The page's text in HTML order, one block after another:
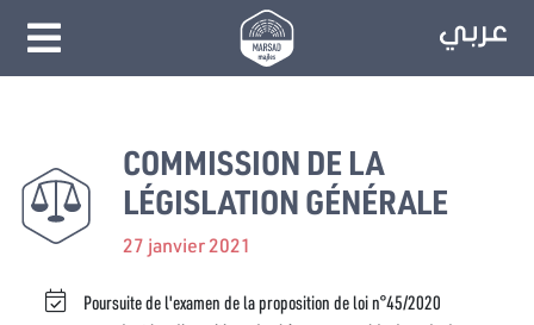
COMMISSION DE LA
LÉGISLATION GÉNÉRALE
27 janvier 2021
Poursuite de l'examen de la proposition de loi n°45/2020